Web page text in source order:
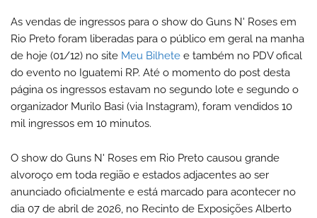
As vendas de ingressos para o show do Guns N' Roses em
Rio Preto foram liberadas para o público em geral na manha
de hoje (01/12) no site Meu Bilhete e também no PDV ofical
do evento no Iguatemi RP. Até o momento do post desta
página os ingressos estavam no segundo lote e segundo o
organizador Murilo Basi (via Instagram), foram vendidos 10
mil ingressos em 10 minutos.
O show do Guns N' Roses em Rio Preto causou grande
alvoroço em toda região e estados adjacentes ao ser
anunciado oficialmente e está marcado para acontecer no
dia 07 de abril de 2026, no Recinto de Exposições Alberto